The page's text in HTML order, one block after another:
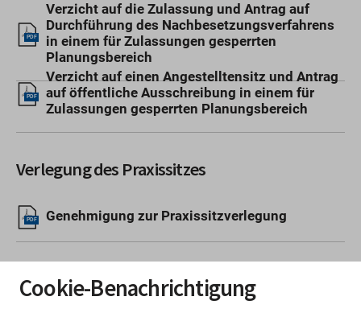
PDF
Verzicht auf die Zulassung und Antrag auf
Durchführung des Nachbesetzungsverfahrens
in einem für Zulassungen gesperrten
Planungsbereich
PDF
Verzicht auf einen Angestelltensitz und Antrag
auf öffentliche Ausschreibung in einem für
Zulassungen gesperrten Planungsbereich
Verlegung des Praxissitzes
PDF Genehmigung zur Praxissitzverlegung
Zulassung
Cookie-Benachrichtigung